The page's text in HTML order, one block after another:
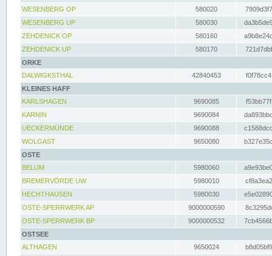
WESENBERG OP
580020
WESENBERG UP
580030
ZEHDENICK OP
580160
ZEHDENICK UP
580170
ORKE
DALWIGKSTHAL
42840453
KLEINES HAFF
KARLSHAGEN
9690085
KARNIN
9690084
UECKERMÜNDE
9690088
WOLGAST
9650080
OSTE
BELUM
5980060
BREMERVÖRDE UW
5980010
HECHTHAUSEN
5980030
OSTE-SPERRWERK AP
9000000590
OSTE-SPERRWERK BP
9000000532
OSTSEE
ALTHAGEN
9650024